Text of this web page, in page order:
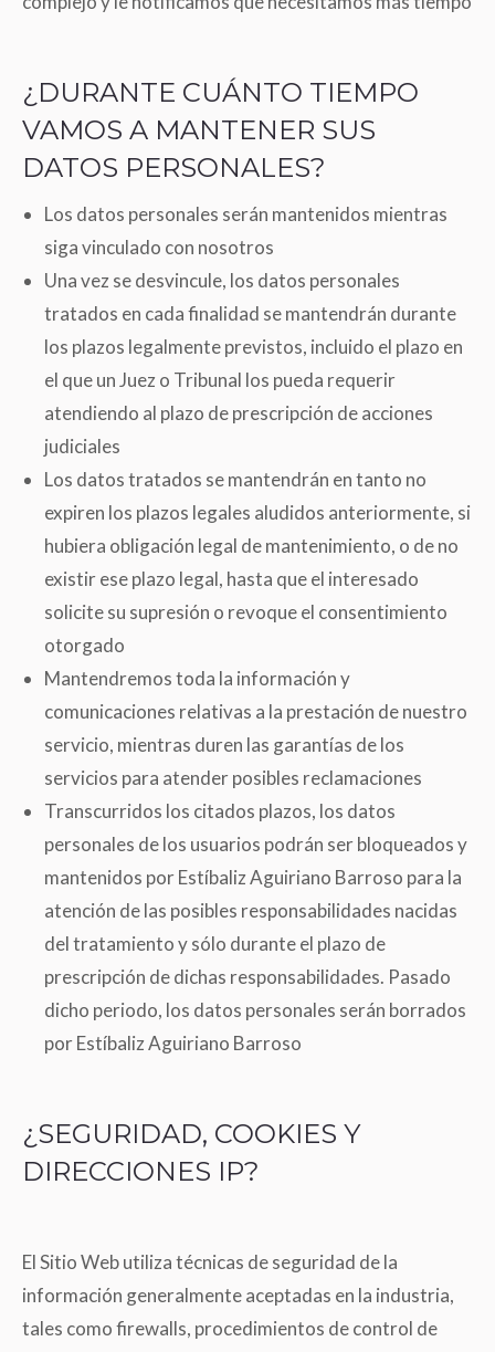
¿DURANTE CUÁNTO TIEMPO
VAMOS A MANTENER SUS
DATOS PERSONALES?
Los datos personales serán mantenidos mientras
siga vinculado con nosotros
Una vez se desvincule, los datos personales
tratados en cada finalidad se mantendrán durante
los plazos legalmente previstos, incluido el plazo en
el que un Juez o Tribunal los pueda requerir
atendiendo al plazo de prescripción de acciones
judiciales
Los datos tratados se mantendrán en tanto no
expiren los plazos legales aludidos anteriormente, si
hubiera obligación legal de mantenimiento, o de no
existir ese plazo legal, hasta que el interesado
solicite su supresión o revoque el consentimiento
otorgado
Mantendremos toda la información y
comunicaciones relativas a la prestación de nuestro
servicio, mientras duren las garantías de los
servicios para atender posibles reclamaciones
Transcurridos los citados plazos, los datos
personales de los usuarios podrán ser bloqueados y
mantenidos por Estíbaliz Aguiriano Barroso para la
atención de las posibles responsabilidades nacidas
del tratamiento y sólo durante el plazo de
prescripción de dichas responsabilidades. Pasado
dicho periodo, los datos personales serán borrados
por Estíbaliz Aguiriano Barroso
¿SEGURIDAD, COOKIES Y
DIRECCIONES IP?
El Sitio Web utiliza técnicas de seguridad de la
información generalmente aceptadas en la industria,
tales como firewalls, procedimientos de control de